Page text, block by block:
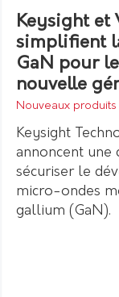
Keysight et
simplifient
GaN pour
nouvelle
Nouveaux produits
Keysight
annoncent une
sécuriser le
micro-ondes
gallium (GaN).